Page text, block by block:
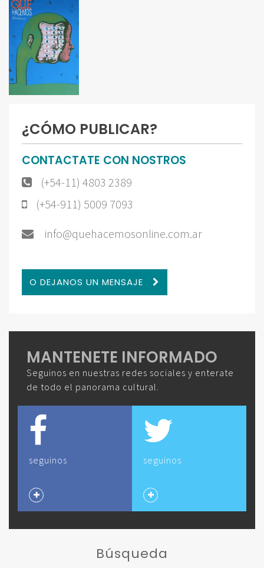
¿CÓMO PUBLICAR?
CONTACTATE CON NOSTROS
(+54-11) 4803 2389
(+54-911) 5009 7093
info@quehacemosonline.com.ar
O DEJANOS UN MENSAJE
MANTENETE INFORMADO
Seguinos en nuestras redes sociales y enterate
de todo el panorama cultural.
seguinos seguinos
Búsqueda